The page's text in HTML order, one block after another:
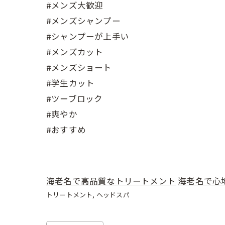
#メンズ大歓迎
#メンズシャンプー
#シャンプーが上手い
#メンズカット
#メンズショート
#学生カット
#ツーブロック
#爽やか
#おすすめ
海老名で高品質なトリートメント 海老名で心
トリートメント ヘッドスパ